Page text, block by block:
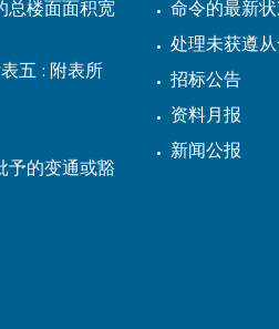
总楼面面积宽
五 : 附表所
予的变通或豁
命令的最新
处理未获遵
招标公告
资料月报
新闻公报